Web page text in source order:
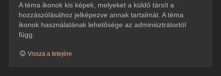
A téma ikonok kis képek, melyeket a küldő társít a
hozzászólásához jelképezve annak tartalmát. A téma
ikonok használatának lehetősége az adminisztrátortól
függ.
Vissza a tetejére